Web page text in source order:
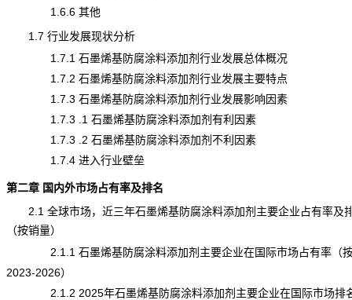
1.6.6 其他
1.7 行业发展现状分析
1.7.1 石墨烯基防腐涂料添加剂行业发展总体概况
1.7.2 石墨烯基防腐涂料添加剂行业发展主要特点
1.7.3 石墨烯基防腐涂料添加剂行业发展影响因素
1.7.3 .1 石墨烯基防腐涂料添加剂有利因素
1.7.3 .2 石墨烯基防腐涂料添加剂不利因素
1.7.4 进入行业壁垒
第二章 国内外市场占有率及排名
2.1 全球市场，近三年石墨烯基防腐涂料添加剂主要企业占有率及
（按销量）
2.1.1 石墨烯基防腐涂料添加剂主要企业在国际市场占有率（
2023-2026）
2.1.2 2025年石墨烯基防腐涂料添加剂主要企业在国际市场排